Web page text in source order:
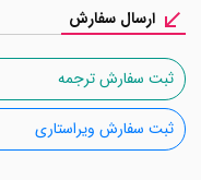
ارسال سفارش
ثبت سفارش ترجمه
ثبت سفارش ویراستاری